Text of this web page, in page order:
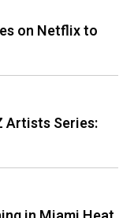
on Netflix to
Artists Series: